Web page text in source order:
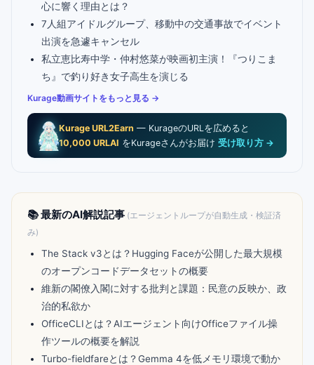
心に響く理由とは？
7人組アイドルグループ、移動中の交通事故でイベント
出演を急遽キャンセル
私立恵比寿中学・仲村悠菜が映画初主演！『つりこま
ち』で釣り好き女子高生を演じる
Kurage動画サイトをもっと見る →
Kurage URL2Earn — KurageのURLを広めると
10,000 URLAI をKurageさんがお届け受け取り方 →
📚 最新のAI解説記事 (エージェントループが自動生成・検証済
み)
The Stack v3とは？Hugging Faceが公開した最大規模
のオープンコードデータセットの概要
維新の閣僚入閣に対する批判と課題：民意の反映か、政
治的私欲か
OfficeCLIとは？AIエージェント向けOfficeファイル操
作ツールの概要を解説
Turbo-fieldfareとは？Gemma 4を低メモリ環境で動か